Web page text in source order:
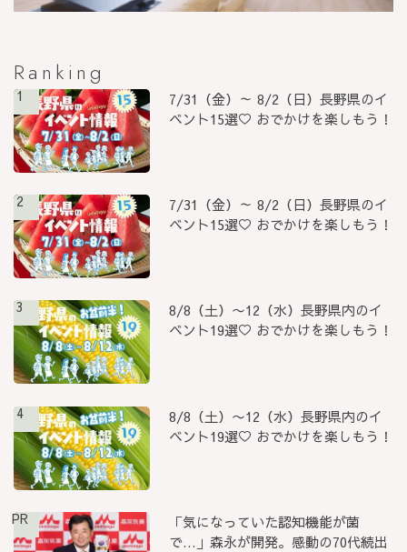
Ranking
1
7/31（金）～ 8/2（日）長野県のイ
ベント15選♡ おでかけを楽しもう！
2
7/31（金）～ 8/2（日）長野県のイ
ベント15選♡ おでかけを楽しもう！
3
8/8（土）〜12（水）長野県内のイ
ベント19選♡ おでかけを楽しもう！
4
8/8（土）〜12（水）長野県内のイ
ベント19選♡ おでかけを楽しもう！
PR
「気になっていた認知機能が菌
で…」森永が開発。感動の70代続出